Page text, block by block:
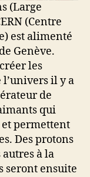
(Large
(Centre
est alimenté
Genève.
les
il y a
de
qui
permettent
Des protons
à la
seront ensuite